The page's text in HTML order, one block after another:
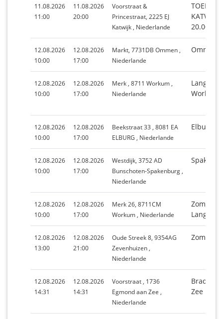
11.08.2026
11:00
11.08.2026
20:00
Voorstraat &
Princestraat, 2225 EJ
Katwijk , Niederlande
20.00
12.08.2026
10:00
12.08.2026
17:00
Markt, 7731DB Ommen ,
Niederlande
Ommen
12.08.2026
10:00
12.08.2026
17:00
Merk , 8711 Workum ,
Niederlande
Langste
Workum
12.08.2026
10:00
12.08.2026
17:00
Beekstraat 33 , 8081 EA
ELBURG , Niederlande
Elburg
12.08.2026
10:00
12.08.2026
17:00
Westdijk, 3752 AD
Bunschoten-Spakenburg ,
Niederlande
12.08.2026
10:00
12.08.2026
17:00
Merk 26, 8711CM
Workum , Niederlande
Langste
12.08.2026
13:00
12.08.2026
21:00
Oude Streek 8, 9354AG
Zevenhuizen ,
Niederlande
12.08.2026
14:31
12.08.2026
14:31
Voorstraat , 1736
Egmond aan Zee ,
Niederlande
Braderie
Zee